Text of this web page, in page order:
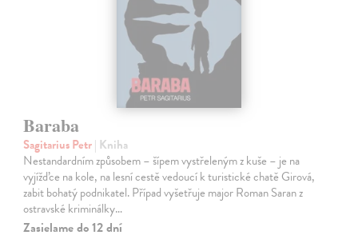
Baraba
Sagitarius Petr| Kniha
Nestandardním způsobem – šípem vystřeleným z kuše – je na
vyjížďce na kole, na lesní cestě vedoucí k turistické chatě Girová,
zabit bohatý podnikatel. Případ vyšetřuje major Roman Saran z
ostravské kriminálky…
Zasielame do 12 dní